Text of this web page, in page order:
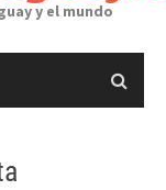
y el mundo